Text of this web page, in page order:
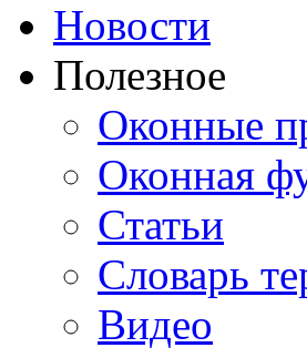
Новости
Полезное
Оконные
Оконная
Статьи
Словарь
Видео